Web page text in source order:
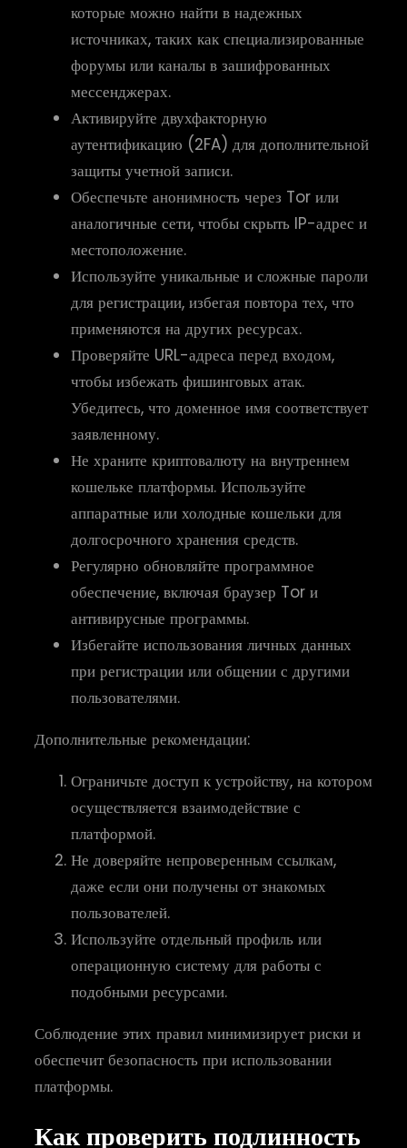
которые можно найти в надежных
источниках, таких как специализированные
форумы или каналы в зашифрованных
мессенджерах.
Активируйте двухфакторную
аутентификацию (2FA) для дополнительной
защиты учетной записи.
Обеспечьте анонимность через Tor или
аналогичные сети, чтобы скрыть IP-адрес и
местоположение.
Используйте уникальные и сложные пароли
для регистрации, избегая повтора тех, что
применяются на других ресурсах.
Проверяйте URL-адреса перед входом,
чтобы избежать фишинговых атак.
Убедитесь, что доменное имя соответствует
заявленному.
Не храните криптовалюту на внутреннем
кошельке платформы. Используйте
аппаратные или холодные кошельки для
долгосрочного хранения средств.
Регулярно обновляйте программное
обеспечение, включая браузер Tor и
антивирусные программы.
Избегайте использования личных данных
при регистрации или общении с другими
пользователями.
Дополнительные рекомендации:
Ограничьте доступ к устройству, на котором
осуществляется взаимодействие с
платформой.
Не доверяйте непроверенным ссылкам,
даже если они получены от знакомых
пользователей.
Используйте отдельный профиль или
операционную систему для работы с
подобными ресурсами.
Соблюдение этих правил минимизирует риски и
обеспечит безопасность при использовании
платформы.
Как проверить подлинность